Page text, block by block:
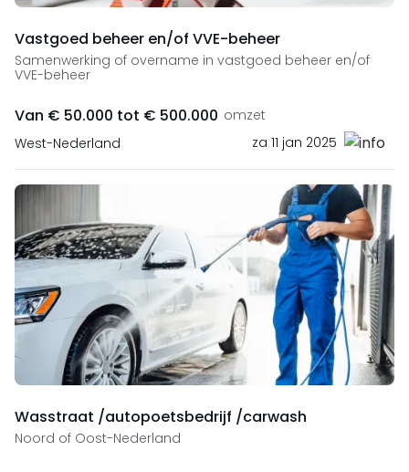
Vastgoed beheer en/of VVE-beheer
Samenwerking of overname in vastgoed beheer en/of
VVE-beheer
Van € 50.000 tot € 500.000 omzet
West-Nederland
za 11 jan 2025
Wasstraat /autopoetsbedrijf /carwash
Noord of Oost-Nederland